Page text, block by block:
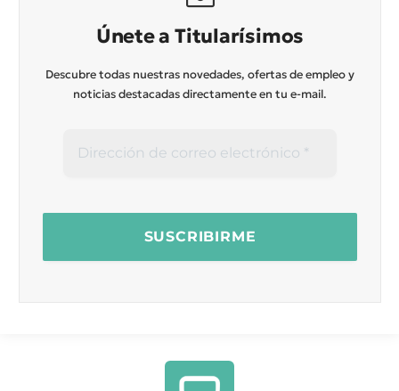
Únete a Titularísimos
Descubre todas nuestras novedades, ofertas de empleo y
noticias destacadas directamente en tu e-mail.